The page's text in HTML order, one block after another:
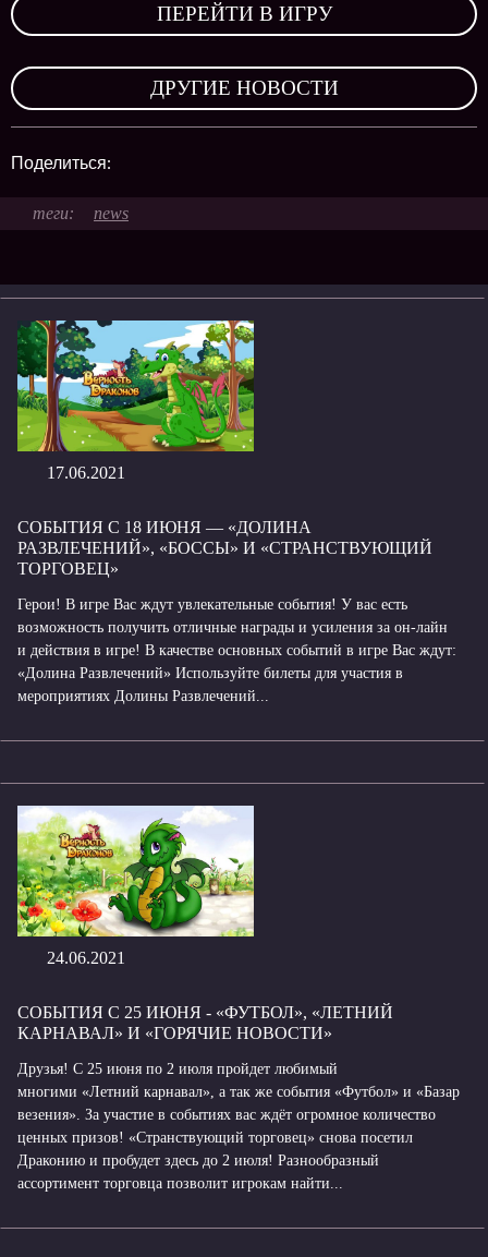
ПЕРЕЙТИ В ИГРУ
ДРУГИЕ НОВОСТИ
Поделиться:
news
17.06.2021
СОБЫТИЯ С 18 ИЮНЯ — «ДОЛИНА
РАЗВЛЕЧЕНИЙ», «БОССЫ» И «СТРАНСТВУЮЩИЙ
ТОРГОВЕЦ»
Герои! В игре Вас ждут увлекательные события! У вас есть
возможность получить отличные награды и усиления за он-лайн
и действия в игре! В качестве основных событий в игре Вас ждут:
«Долина Развлечений» Используйте билеты для участия в
мероприятиях Долины Развлечений...
24.06.2021
СОБЫТИЯ С 25 ИЮНЯ - «ФУТБОЛ», «ЛЕТНИЙ
КАРНАВАЛ» И «ГОРЯЧИЕ НОВОСТИ»
Друзья! С 25 июня по 2 июля пройдет любимый
многими «Летний карнавал», а так же события «Футбол» и «Базар
везения». За участие в событиях вас ждёт огромное количество
ценных призов! «Странствующий торговец» снова посетил
Драконию и пробудет здесь до 2 июля! Разнообразный
ассортимент торговца позволит игрокам найти...